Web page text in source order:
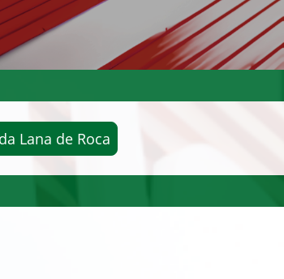
Lana de Roca